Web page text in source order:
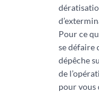
Pour ce
se défaire
dépêche
de
pour vous